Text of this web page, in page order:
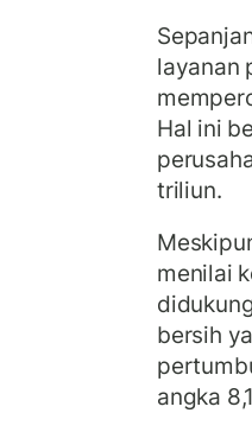
layanan
Hal ini
triliun.
menilai
bersih
angka